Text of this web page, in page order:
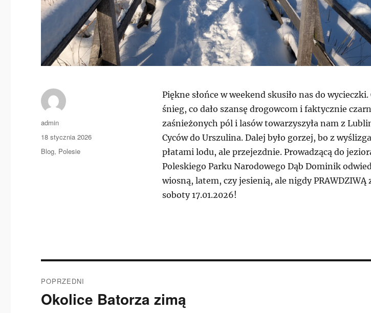
Piękne słońce w weekend skusiło nas do
śnieg, co dało szansę drogowcom i faktycznie
zaśnieżonych pól i lasów towarzyszyła nam z
Cyców do Urszulina. Dalej było gorzej, bo z
płatami lodu, ale przejezdnie. Prowadzącą do
Poleskiego Parku Narodowego Dąb Dominik
wiosną, latem, czy jesienią, ale nigdy
soboty 17.01.2026!
Autor
admin
Data
publikacji
18 stycznia 2026
Kategorie
Blog, Polesie
wpisu
POPRZEDNI
Poprzedni
Okolice Batorza zimą